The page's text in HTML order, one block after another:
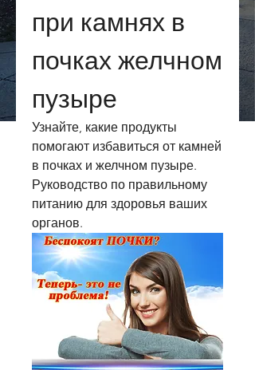
при камнях в
почках желчном
пузыре
Узнайте, какие продукты
помогают избавиться от камней
в почках и желчном пузыре.
Руководство по правильному
питанию для здоровья ваших
органов.